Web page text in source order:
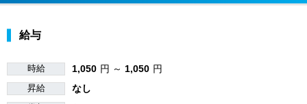
給与
時給 1,050 円 ～ 1,050 円
昇給 なし